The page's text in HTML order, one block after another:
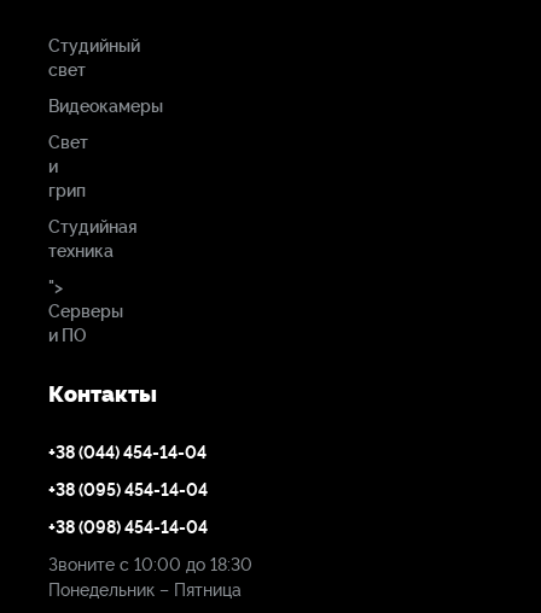
Студийный
свет
Видеокамеры
Свет
и
грип
Студийная
техника
">
Серверы
и ПО
Контакты
+38 (044) 454-14-04
+38 (095) 454-14-04
+38 (098) 454-14-04
Звоните с 10:00 до 18:30
Понедельник – Пятница